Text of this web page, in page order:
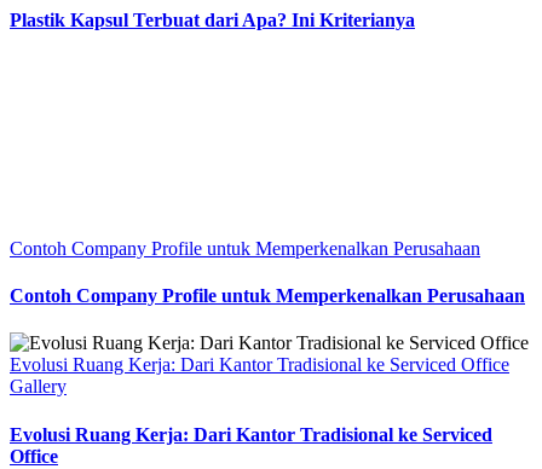
Plastik Kapsul Terbuat dari Apa? Ini Kriterianya
Contoh Company Profile untuk Memperkenalkan Perusahaan
Contoh Company Profile untuk Memperkenalkan Perusahaan
Evolusi Ruang Kerja: Dari Kantor Tradisional ke Serviced Office
Gallery
Evolusi Ruang Kerja: Dari Kantor Tradisional ke Serviced
Office